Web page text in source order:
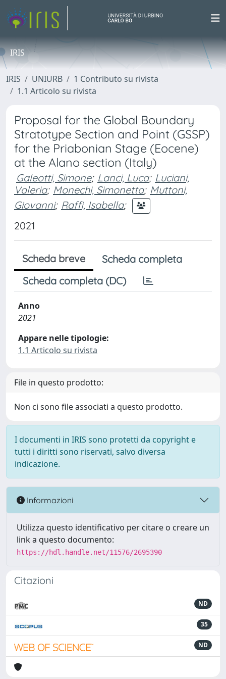
IRIS
IRIS UNIURB
1 Contributo su rivista
1.1 Articolo su rivista
Proposal for the Global Boundary
Stratotype Section and Point (GSSP)
for the Priabonian Stage (Eocene)
at the Alano section (Italy)
Galeotti, Simone; Lanci, Luca; Luciani,
Valeria; Monechi, Simonetta; Muttoni,
Giovanni; Raffi, Isabella;
2021
Scheda breve
Scheda completa
Scheda completa (DC)
Anno
2021
Appare nelle tipologie:
1.1 Articolo su rivista
File in questo prodotto:
Non ci sono file associati a questo prodotto.
I documenti in IRIS sono protetti da copyright e
tutti i diritti sono riservati, salvo diversa
indicazione.
Informazioni
Utilizza questo identificativo per citare o creare un
link a questo documento:
https://hdl.handle.net/11576/2695390
Citazioni
ND
35
ND